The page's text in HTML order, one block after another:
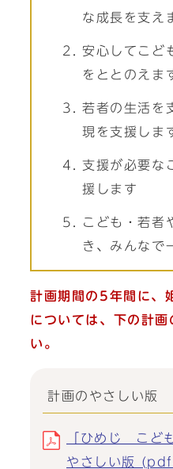
な成長を支え
安心してこど
をととのえま
若者の生活を
現を支援しま
支援が必要な
援します
こども・若者
き、みんなで
計画期間の5年間に、
については、下の計
い。
計画のやさしい版
「ひめじ こど
やさしい版